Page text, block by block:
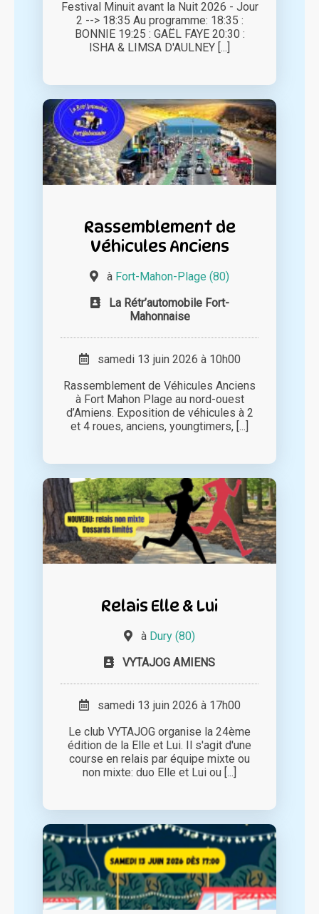
Festival Minuit avant la Nuit 2026 - Jour
2 --> 18:35 Au programme: 18:35 :
BONNIE 19:25 : GAËL FAYE 20:30 :
ISHA & LIMSA D'AULNEY [...]
Rassemblement de
Véhicules Anciens
à Fort-Mahon-Plage (80)
La Rétr’automobile Fort-
Mahonnaise
samedi 13 juin 2026 à 10h00
Rassemblement de Véhicules Anciens
à Fort Mahon Plage au nord-ouest
d’Amiens. Exposition de véhicules à 2
et 4 roues, anciens, youngtimers, [...]
Relais Elle & Lui
à Dury (80)
VYTAJOG AMIENS
samedi 13 juin 2026 à 17h00
Le club VYTAJOG organise la 24ème
édition de la Elle et Lui. Il s'agit d'une
course en relais par équipe mixte ou
non mixte: duo Elle et Lui ou [...]